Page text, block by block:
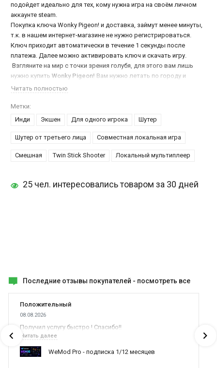
подойдет идеально для тех, кому нужна игра на своём личном
аккаунте steam.
Покупка ключа Wonky Pigeon! и доставка, займут менее минуты,
т.к. в нашем интернет-магазине не нужно регистрироваться.
Ключ приходит автоматически в течение 1 секунды после
платежа. Далее можно активировать ключ и скачать игру.
Взгляните на мир с точки зрения голубя, для этого вам лишь
нужно купитьWonky Pigeon! Вам нужно летать по городу и
атаковать различные цели известным способом, которым
довольно много разнообразных уровней, каждый из которых
уникален.
Особенности:
Атакуйте различные цели при помощи голубиных отходов
Милая мультяшная графика
Читать полностью
Метки:
Инди
Экшен Для одного игрока Шутер
Шутер от третьего лица Совместная локальная игра
Смешная Twin Stick Shooter Локальный мультиплеер
25 чел. интересовались товаром за 30 дней
Последние отзывы покупателей - посмотреть все
Положительный
08.08.2026
Получил услугу быстро ! Спасибо!!
Читать далее
WeMod Pro - подписка 1/12 месяцев